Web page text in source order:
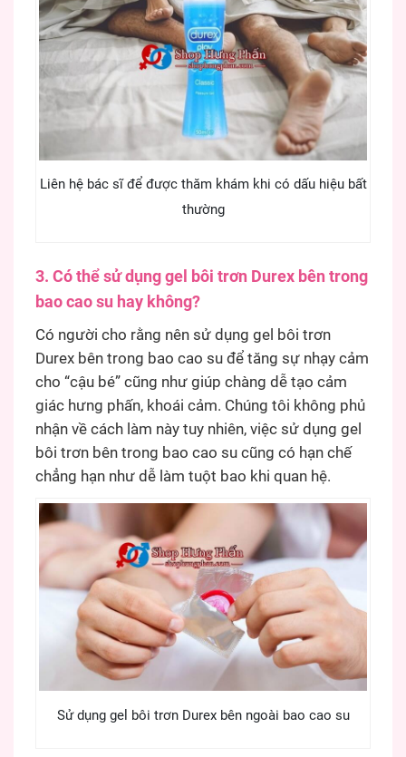
Liên hệ bác sĩ để được thăm khám khi có dấu hiệu bất
thường
3. Có thể sử dụng gel bôi trơn Durex bên trong
bao cao su hay không?
Có người cho rằng nên sử dụng gel bôi trơn
Durex bên trong bao cao su để tăng sự nhạy cảm
cho “cậu bé” cũng như giúp chàng dễ tạo cảm
giác hưng phấn, khoái cảm. Chúng tôi không phủ
nhận về cách làm này tuy nhiên, việc sử dụng gel
bôi trơn bên trong bao cao su cũng có hạn chế
chẳng hạn như dễ làm tuột bao khi quan hệ.
Sử dụng gel bôi trơn Durex bên ngoài bao cao su